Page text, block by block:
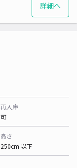
詳細へ
再入庫
可
高さ
250cm 以下